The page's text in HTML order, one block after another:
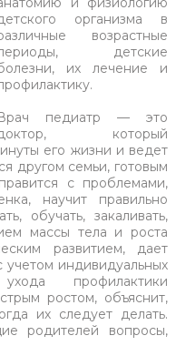
организма в
возрастные
детские
их лечение и
педиатр — это
который
его жизни и ведет
другом семьи, готовым
с проблемами,
научит правильно
обучать, закаливать,
массы тела и роста
развитием, дает
учетом индивидуальных
профилактики
ростом, объяснит,
их следует делать.
родителей вопросы,